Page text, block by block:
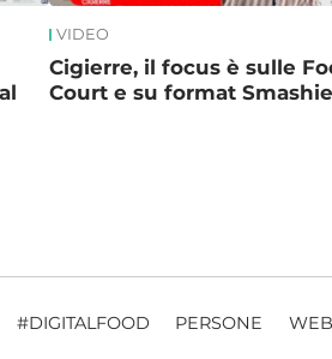
VIDEO
Cigierre, il focus è sulle
Court e su format Smashie
#DIGITALFOOD PERSONE